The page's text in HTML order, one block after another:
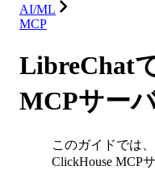
AI/ML
MCP
LibreChat
MCPサー
このガイドでは
ClickHouse MCP